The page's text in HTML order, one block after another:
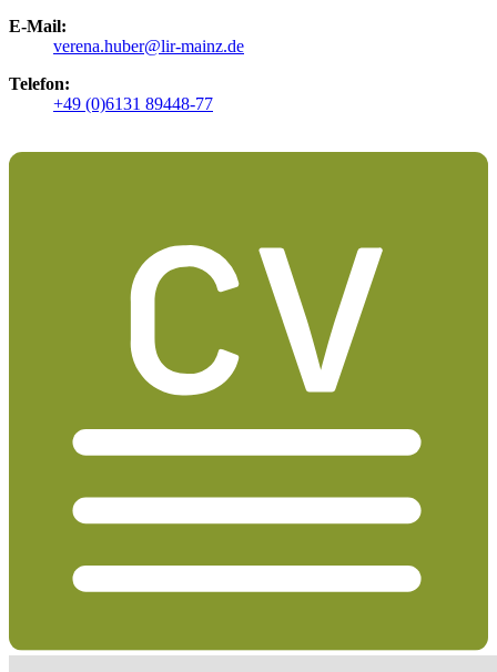
E-Mail:
verena.huber@lir-mainz.de
Telefon:
+49 (0)6131 89448-77